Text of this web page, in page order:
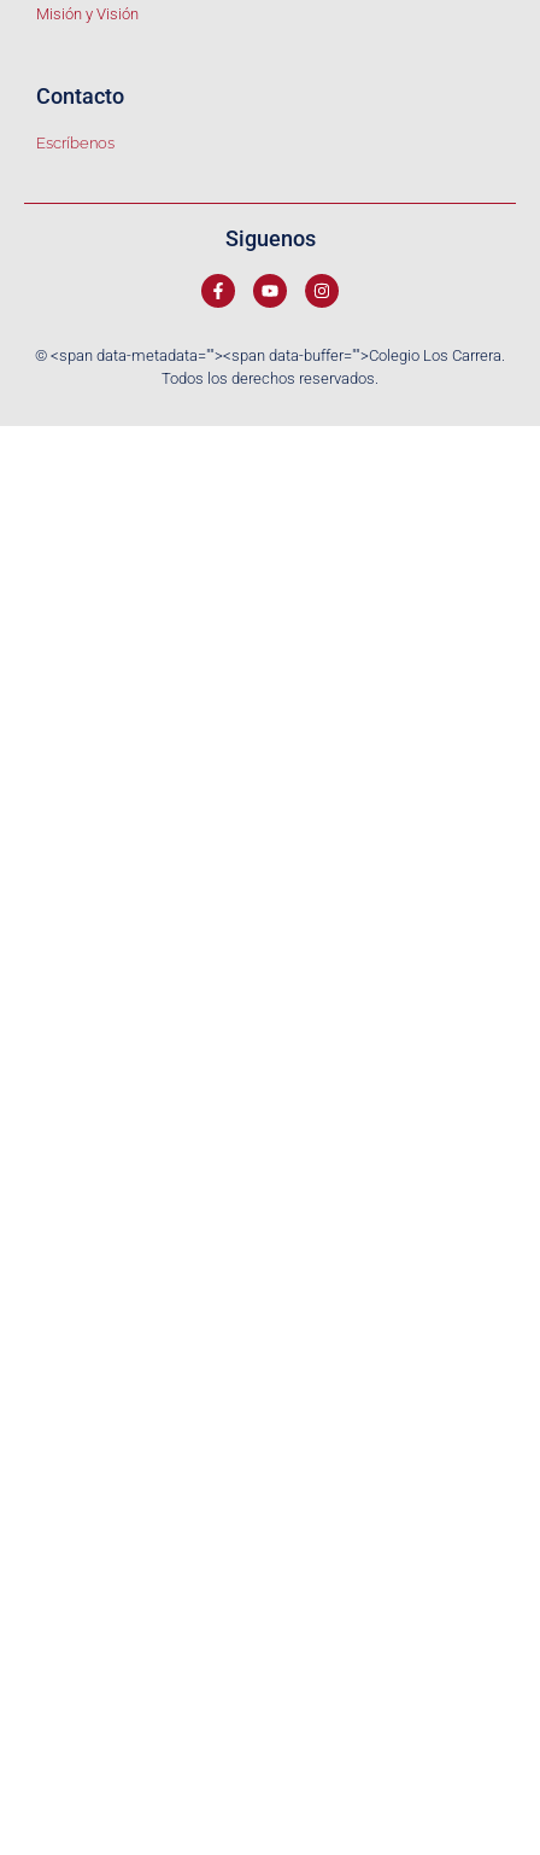
Misión y Visión
Contacto
Escríbenos
© <span data-metadata=""><span data-buffer="">Colegio Los Carrera.
Todos los derechos reservados.
Siguenos